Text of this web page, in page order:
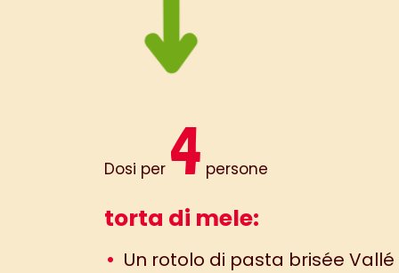
Dosi per 4 persone
torta di mele:
Un rotolo di pasta brisée Vallé